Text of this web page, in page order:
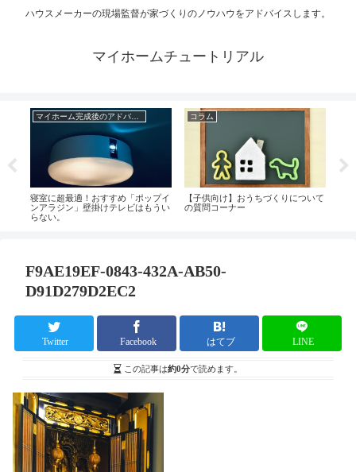
ハウスメーカーの現場監督が家づくりのノウハウをアドバイスします。
マイホームチュートリアル
マイホーム完成後のアドバイス
寝室に超最適！おすすめ「ポップイ
ンアラジン」壁掛けテレビはもうい
らない。
コラム
【子供向け】おうちづくりについて
の質問コーナー
F9AE19EF-0843-432A-AB50-
D91D279D2EC2
Twitter Facebook はてブ LINE
この記事は約0分で読めます。